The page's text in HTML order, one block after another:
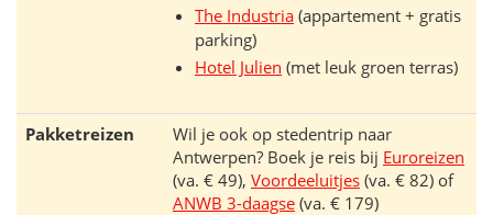
The Industria (appartement + gratis
parking)
Hotel Julien (met leuk groen terras)
Pakketreizen
Wil je ook op stedentrip naar
Antwerpen? Boek je reis bij Euroreizen
(va. € 49), Voordeeluitjes (va. € 82) of
ANWB 3-daagse (va. € 179)